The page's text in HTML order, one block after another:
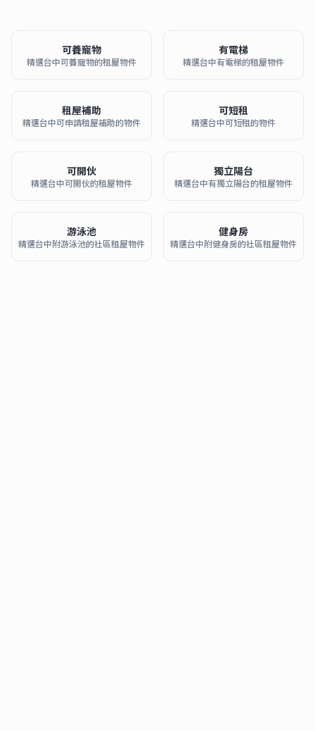
可養寵物
精選台中可養寵物的租屋物件
有電梯
精選台中有電梯的租屋物件
租屋補助
精選台中可申請租屋補助的物件
可短租
精選台中可短租的物件
可開伙
精選台中可開伙的租屋物件
獨立陽台
精選台中有獨立陽台的租屋物件
游泳池
精選台中附游泳池的社區租屋物件
健身房
精選台中附健身房的社區租屋物件